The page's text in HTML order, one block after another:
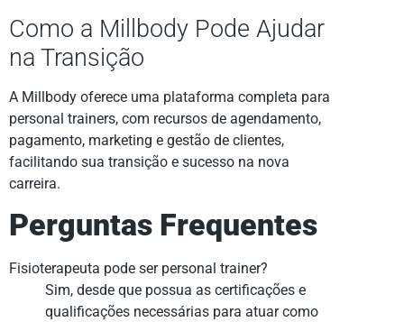
Como a Millbody Pode Ajudar
na Transição
A Millbody oferece uma plataforma completa para
personal trainers, com recursos de agendamento,
pagamento, marketing e gestão de clientes,
facilitando sua transição e sucesso na nova
carreira.
Perguntas Frequentes
Fisioterapeuta pode ser personal trainer?
Sim, desde que possua as certificações e
qualificações necessárias para atuar como